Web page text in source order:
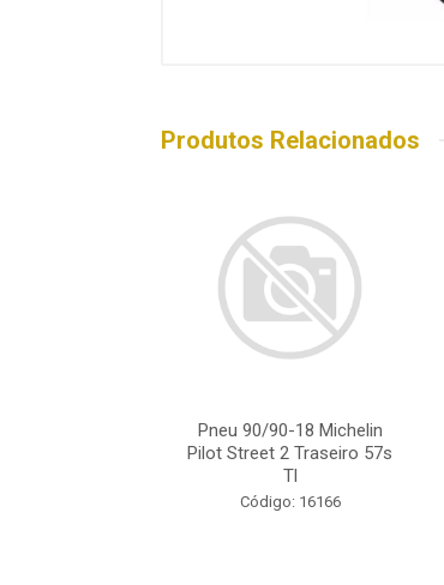
Produtos Relacionados
Pneu 90/90-18 Michelin
Pilot Street 2 Traseiro 57s
Tl
Código: 16166